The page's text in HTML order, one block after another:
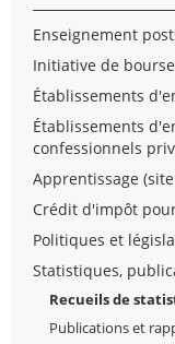
Enseignement
Initiative de
Établissements
Établissements
confessionnels
Apprentissage
Crédit d'impôt
Politiques et
Statistiques,
Recueils de
Publications et